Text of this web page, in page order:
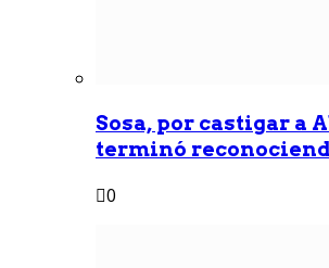
Sosa, por castigar a
terminó
0